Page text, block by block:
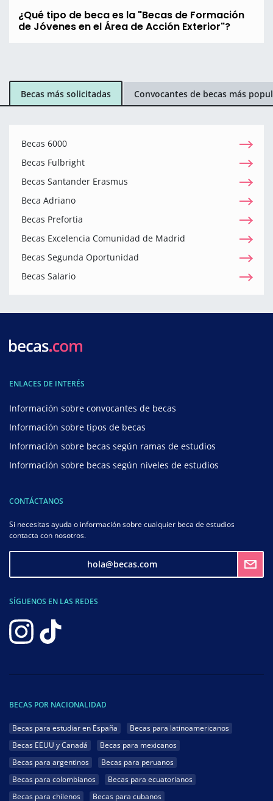
¿Qué tipo de beca es la "Becas de Formación
de Jóvenes en el Área de Acción Exterior"?
Becas más solicitadas Convocantes de becas más
Becas 6000
Becas Fulbright
Becas Santander Erasmus
Beca Adriano
Becas Prefortia
Becas Excelencia Comunidad de Madrid
Becas Segunda Oportunidad
Becas Salario
ENLACES DE INTERÉS
Información sobre convocantes de becas
Información sobre tipos de becas
Información sobre becas según ramas de estudios
Información sobre becas según niveles de estudios
CONTÁCTANOS
Si necesitas ayuda o información sobre cualquier beca de estudios
contacta con nosotros.
hola@becas.com
SÍGUENOS EN LAS REDES
BECAS POR NACIONALIDAD
Becas para estudiar en España
Becas para latinoamericanos
Becas EEUU y Canadá
Becas para mexicanos
Becas para argentinos
Becas para peruanos
Becas para colombianos
Becas para ecuatorianos
Becas para chilenos
Becas para cubanos